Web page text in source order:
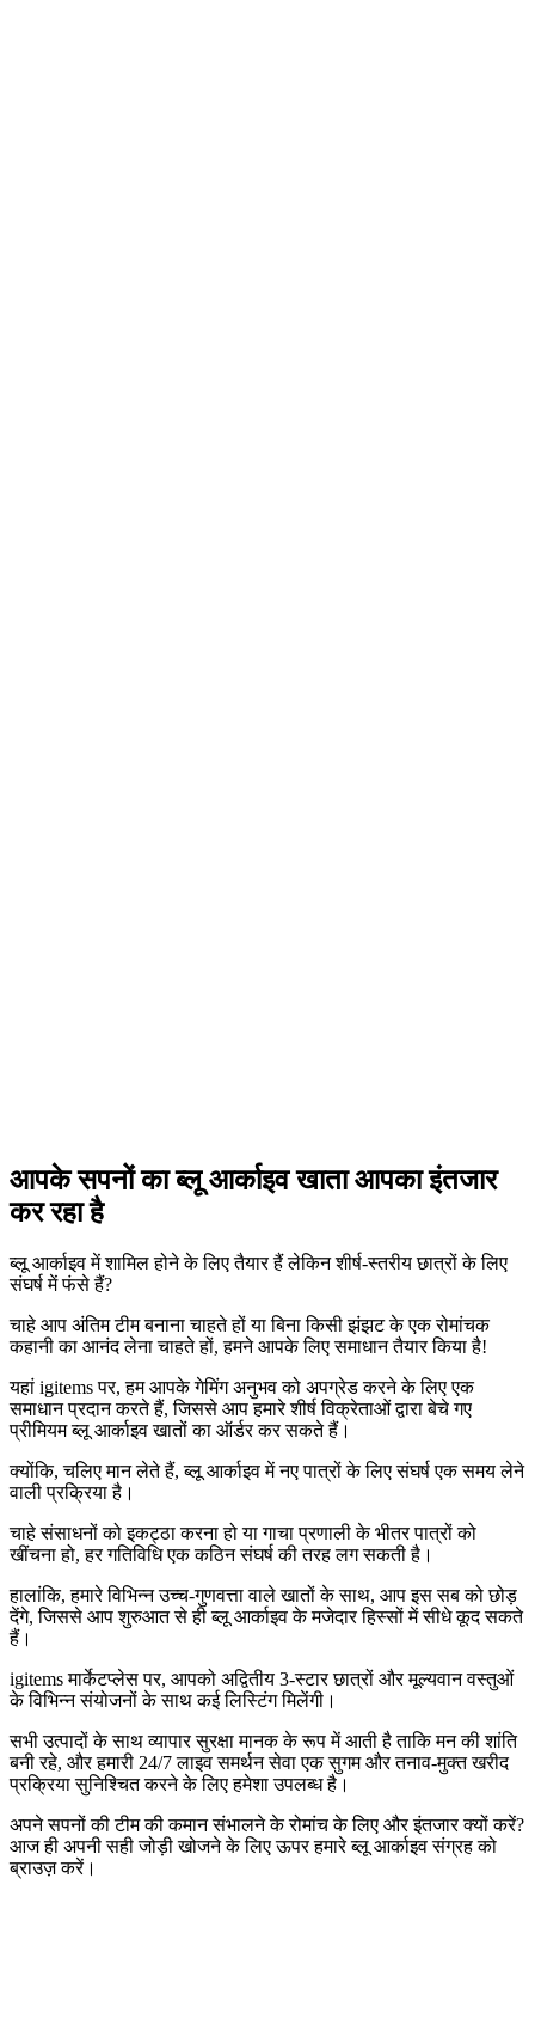
आपके सपनों का ब्लू आर्काइव खाता आपका इंतजार
कर रहा है
ब्लू आर्काइव में शामिल होने के लिए तैयार हैं लेकिन शीर्ष-स्तरीय छात्रों के लिए
संघर्ष में फंसे हैं?
चाहे आप अंतिम टीम बनाना चाहते हों या बिना किसी झंझट के एक रोमांचक
कहानी का आनंद लेना चाहते हों, हमने आपके लिए समाधान तैयार किया है!
यहां igitems पर, हम आपके गेमिंग अनुभव को अपग्रेड करने के लिए एक
समाधान प्रदान करते हैं, जिससे आप हमारे शीर्ष विक्रेताओं द्वारा बेचे गए
प्रीमियम ब्लू आर्काइव खातों का ऑर्डर कर सकते हैं।
क्योंकि, चलिए मान लेते हैं, ब्लू आर्काइव में नए पात्रों के लिए संघर्ष एक समय लेने
वाली प्रक्रिया है।
चाहे संसाधनों को इकट्ठा करना हो या गाचा प्रणाली के भीतर पात्रों को
खींचना हो, हर गतिविधि एक कठिन संघर्ष की तरह लग सकती है।
हालांकि, हमारे विभिन्न उच्च-गुणवत्ता वाले खातों के साथ, आप इस सब को छोड़
देंगे, जिससे आप शुरुआत से ही ब्लू आर्काइव के मजेदार हिस्सों में सीधे कूद सकते
हैं।
igitems मार्केटप्लेस पर, आपको अद्वितीय 3-स्टार छात्रों और मूल्यवान वस्तुओं
के विभिन्न संयोजनों के साथ कई लिस्टिंग मिलेंगी।
सभी उत्पादों के साथ व्यापार सुरक्षा मानक के रूप में आती है ताकि मन की शांति
बनी रहे, और हमारी 24/7 लाइव समर्थन सेवा एक सुगम और तनाव-मुक्त खरीद
प्रक्रिया सुनिश्चित करने के लिए हमेशा उपलब्ध है।
अपने सपनों की टीम की कमान संभालने के रोमांच के लिए और इंतजार क्यों करें?
आज ही अपनी सही जोड़ी खोजने के लिए ऊपर हमारे ब्लू आर्काइव संग्रह को
ब्राउज़ करें।